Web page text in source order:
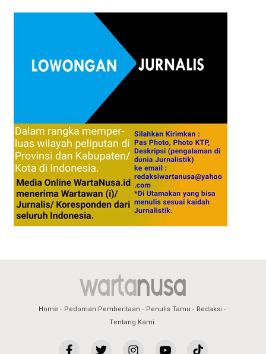
Home Pedoman Pemberitaan Penulis Tamu
Redaksi
Tentang Kami